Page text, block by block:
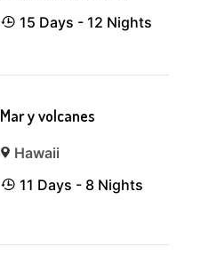
15 Days - 12 Nights
Mar y volcanes
Hawaii
11 Days - 8 Nights